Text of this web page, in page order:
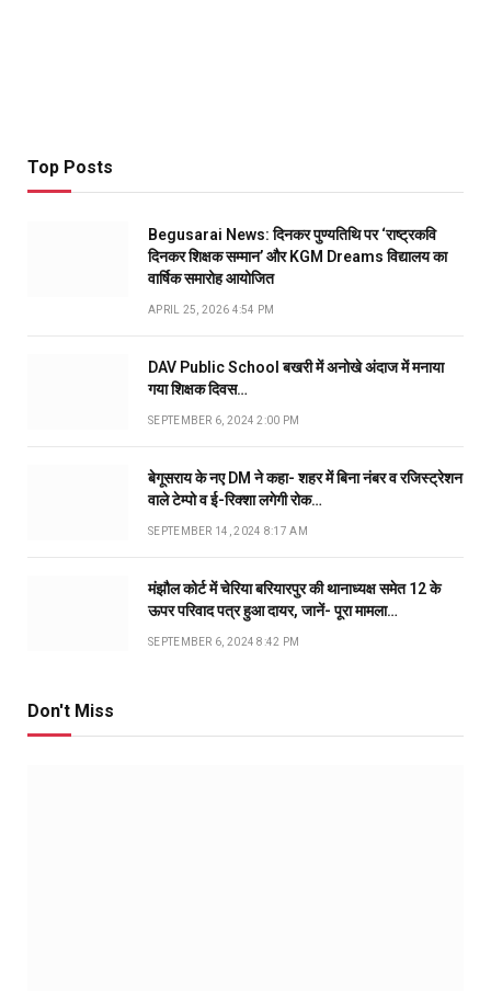
Top Posts
Begusarai News: दिनकर पुण्यतिथि पर ‘राष्ट्रकवि
दिनकर शिक्षक सम्मान’ और KGM Dreams विद्यालय का
वार्षिक समारोह आयोजित
APRIL 25, 2026 4:54 PM
DAV Public School बखरी में अनोखे अंदाज में मनाया
गया शिक्षक दिवस…
SEPTEMBER 6, 2024 2:00 PM
बेगूसराय के नए DM ने कहा- शहर में बिना नंबर व रजिस्ट्रेशन
वाले टेम्पो व ई-रिक्शा लगेगी रोक…
SEPTEMBER 14, 2024 8:17 AM
मंझौल कोर्ट में चेरिया बरियारपुर की थानाध्यक्ष समेत 12 के
ऊपर परिवाद पत्र हुआ दायर, जानें- पूरा मामला…
SEPTEMBER 6, 2024 8:42 PM
Don't Miss